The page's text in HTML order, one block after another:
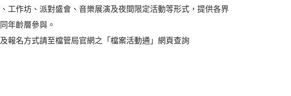
工作坊、派對盛會、音樂展演及夜間限定活動等形式，提供各界
年齡層參與。
報名方式請至檔管局官網之「檔案活動通」網頁查詢